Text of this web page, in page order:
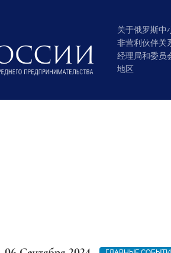
关于俄罗斯中
非营利伙伴关
经理局和委员
地区